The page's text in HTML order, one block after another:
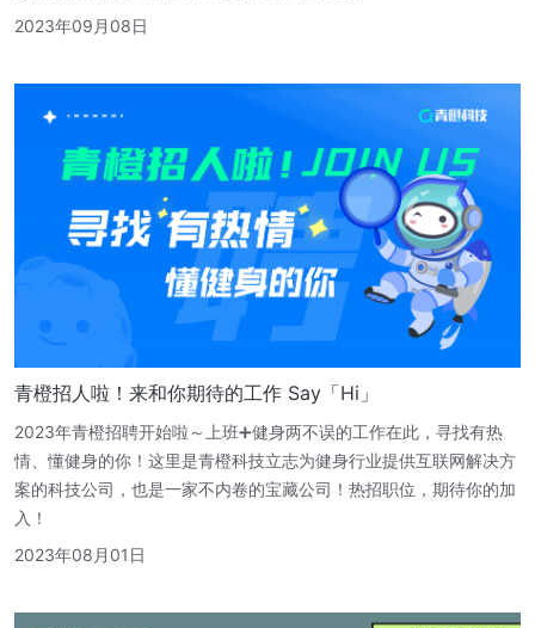
2023年09月08日
青橙招人啦！来和你期待的工作 Say「Hi」
2023年青橙招聘开始啦～上班➕健身两不误的工作在此，寻找有热
情、懂健身的你！这里是青橙科技立志为健身行业提供互联网解决方
案的科技公司，也是一家不内卷的宝藏公司！热招职位，期待你的加
入！
2023年08月01日